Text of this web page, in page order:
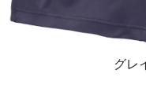
グレ